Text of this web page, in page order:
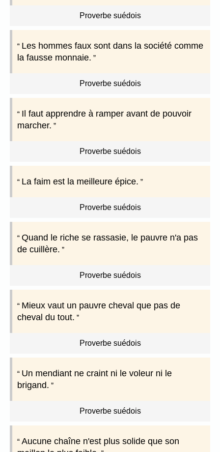
Proverbe suédois
Les hommes faux sont dans la société comme
la fausse monnaie.
Proverbe suédois
Il faut apprendre à ramper avant de pouvoir
marcher.
Proverbe suédois
La faim est la meilleure épice.
Proverbe suédois
Quand le riche se rassasie, le pauvre n'a pas
de cuillère.
Proverbe suédois
Mieux vaut un pauvre cheval que pas de
cheval du tout.
Proverbe suédois
Un mendiant ne craint ni le voleur ni le
brigand.
Proverbe suédois
Aucune chaîne n'est plus solide que son